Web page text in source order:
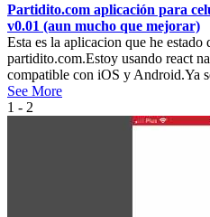
Partidito.com aplicación para
v0.01 (aun mucho que mejorar)
Esta es la aplicacion que he estado
partidito.com.Estoy usando react
compatible con iOS y Android.Ya
See More
1 - 2